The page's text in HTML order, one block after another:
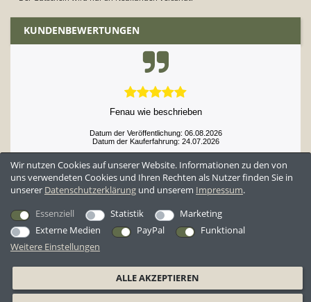
KUNDENBEWERTUNGEN
Fenau wie beschrieben
Datum der Veröffentlichung: 06.08.2026
Datum der Kauferfahrung: 24.07.2026
Wir nutzen Cookies auf unserer Website. Informationen zu den von
uns verwendeten Cookies und Ihren Rechten als Nutzer finden Sie in
unserer Daten­schutz­erklärung und unserem Impressum.
Essenziell
Statistik
Marketing
Externe Medien
PayPal
Funktional
Weitere Einstellungen
ALLE AKZEPTIEREN
AGB Datenschutzerklärung Widerrufsrecht Widerrufsformular